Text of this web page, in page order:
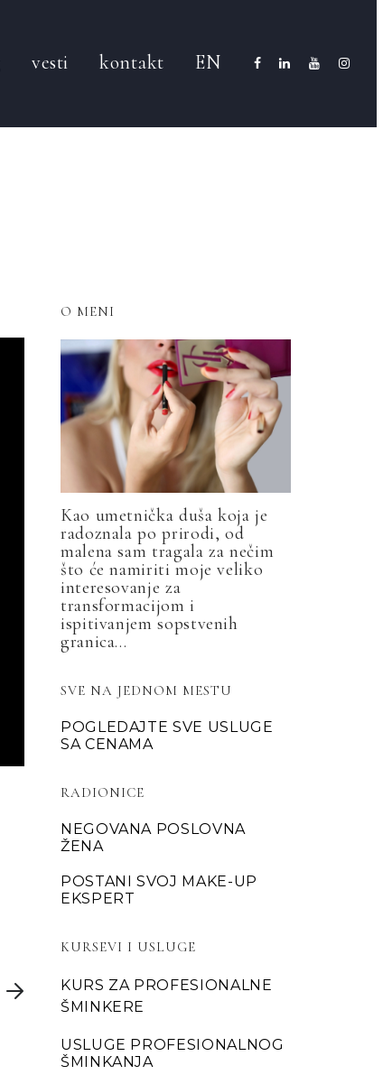
vesti kontakt EN
O MENI
Kao umetnička duša koja je
radoznala po prirodi, od
malena sam tragala za nečim
što će namiriti moje veliko
interesovanje za
transformacijom i
ispitivanjem sopstvenih
granica...
SVE NA JEDNOM MESTU
POGLEDAJTE SVE USLUGE
SA CENAMA
RADIONICE
NEGOVANA POSLOVNA
ŽENA
POSTANI SVOJ MAKE-UP
EKSPERT
KURSEVI I USLUGE
KURS ZA PROFESIONALNE
ŠMINKERE
USLUGE PROFESIONALNOG
ŠMINKANJA